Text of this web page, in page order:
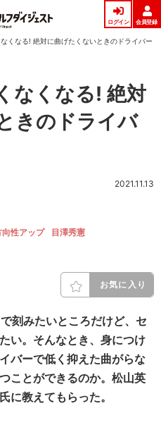
ログイン 会員登録
くなる! 絶対に曲げたくないときのドライバー
なくなる! 絶対
きのドライバ
2021.11.13
向性アップ 目澤秀憲
お気に入り
刻みたいところだけど、セ
い。そんなとき、身につけ
バーで低く抑えた曲がらな
ことができるのか。松山英
に教えてもらった。